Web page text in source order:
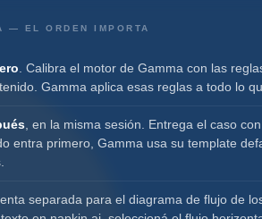
— EL ORDEN IMPORTA
. Calibra el motor de Gamma con las
Gamma aplica esas reglas a todo lo
, en la misma sesión. Entrega el caso
entra primero, Gamma usa su template
separada para el diagrama de flujo de